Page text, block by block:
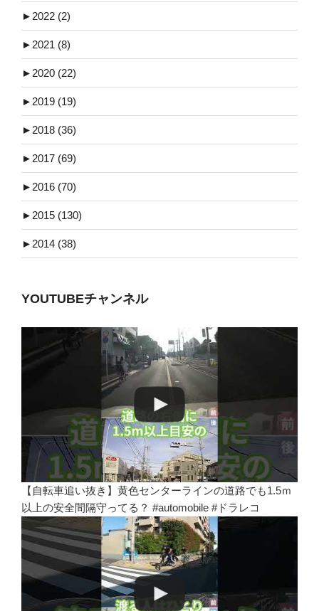
► 2022 (2)
► 2021 (8)
► 2020 (22)
► 2019 (19)
► 2018 (36)
► 2017 (69)
► 2016 (70)
► 2015 (130)
► 2014 (38)
YOUTUBEチャンネル
【自転車追い抜き】黄色センターラインの道路でも1.5ｍ
以上の安全間隔守ってる？ #automobile #ドラレコ